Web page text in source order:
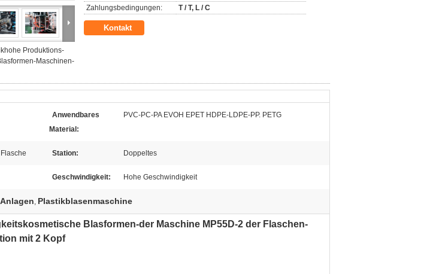
Produktions-
Maschinen-
Zahlungsbedingungen:
T / T, L / C
Kontakt
Anwendbares
Material:
PVC-PC-PA EVOH EPET HDPE-LDPE-PP. PETG
Station: Doppeltes
Geschwindigkeit: Hohe Geschwindigkeit
, Plastikblasenmaschine
Blasformen-der Maschine MP55D-2 der Flaschen-
mit 2 Kopf